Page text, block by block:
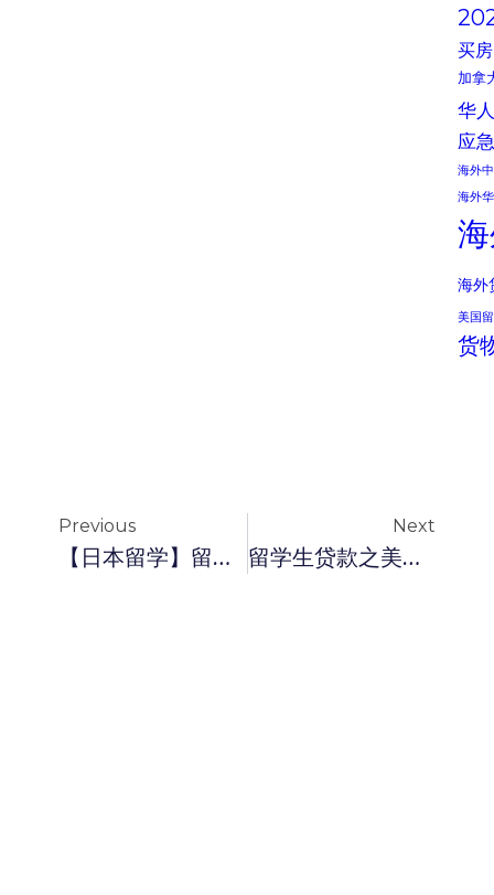
买房
加拿
华
应
海外
海外
海外
美国
货
Previous
【日本留学】留学贷款了解一下
Next
留学生贷款之美国购房常见的十大问题